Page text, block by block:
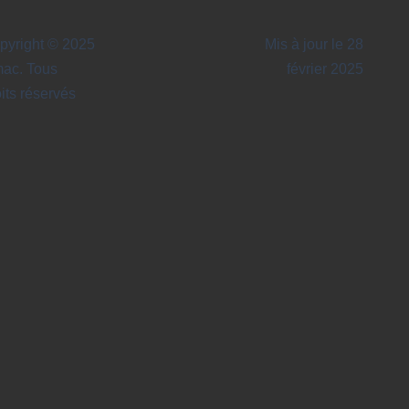
© 2025
Tous
réservés
Mis à jour le 28
février 2025